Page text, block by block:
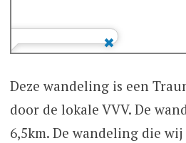
Deze wandeling is een
door de lokale VVV. De
6,5km. De wandeling die